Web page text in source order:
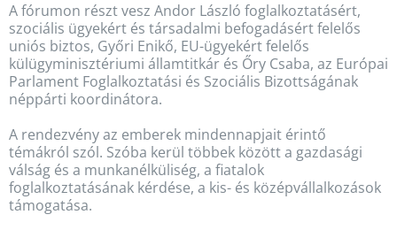
A fórumon részt vesz Andor László foglalkoztatásért,
szociális ügyekért és társadalmi befogadásért felelős
uniós biztos, Győri Enikő, EU-ügyekért felelős
külügyminisztériumi államtitkár és Őry Csaba, az Európai
Parlament Foglalkoztatási és Szociális Bizottságának
néppárti koordinátora.
A rendezvény az emberek mindennapjait érintő
témákról szól. Szóba kerül többek között a gazdasági
válság és a munkanélküliség, a fiatalok
foglalkoztatásának kérdése, a kis- és középvállalkozások
támogatása.